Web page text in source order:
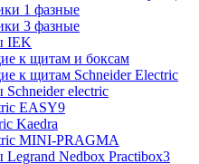
1 фазные
3 фазные
IEK
к щитам и боксам
к щитам Schneider Electric
electric
EASY9
Kaedra
MINI-PRAGMA
Nedbox Practibox3